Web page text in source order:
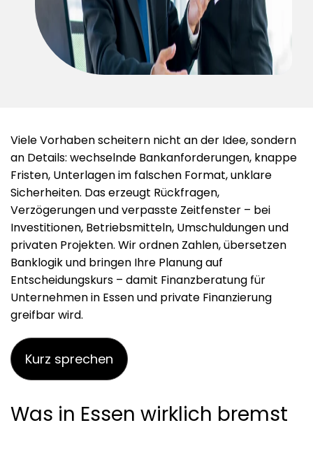
Viele Vorhaben scheitern nicht an der Idee, sondern
an Details: wechselnde Bankanforderungen, knappe
Fristen, Unterlagen im falschen Format, unklare
Sicherheiten. Das erzeugt Rückfragen,
Verzögerungen und verpasste Zeitfenster – bei
Investitionen, Betriebsmitteln, Umschuldungen und
privaten Projekten. Wir ordnen Zahlen, übersetzen
Banklogik und bringen Ihre Planung auf
Entscheidungskurs – damit Finanzberatung für
Unternehmen in Essen und private Finanzierung
greifbar wird.
Kurz sprechen
Was in Essen wirklich bremst